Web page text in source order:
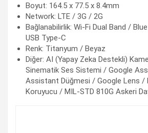
Boyut: 164.5 x 77.5 x 8.4mm
Network: LTE / 3G / 2G
Bağlanabilirlik: Wi-Fi Dual Band /
USB Type-C
Renk: Titanyum / Beyaz
Diğer: AI (Yapay Zeka Destekli)
Sinematik Ses Sistemi / Google
Assistant Düğmesi / Google Lens /
Koruyucu / MIL-STD 810G Askeri